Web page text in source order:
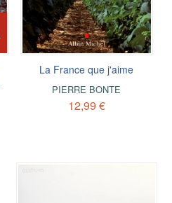
La France que j'aime
PIERRE BONTE
12,99 €